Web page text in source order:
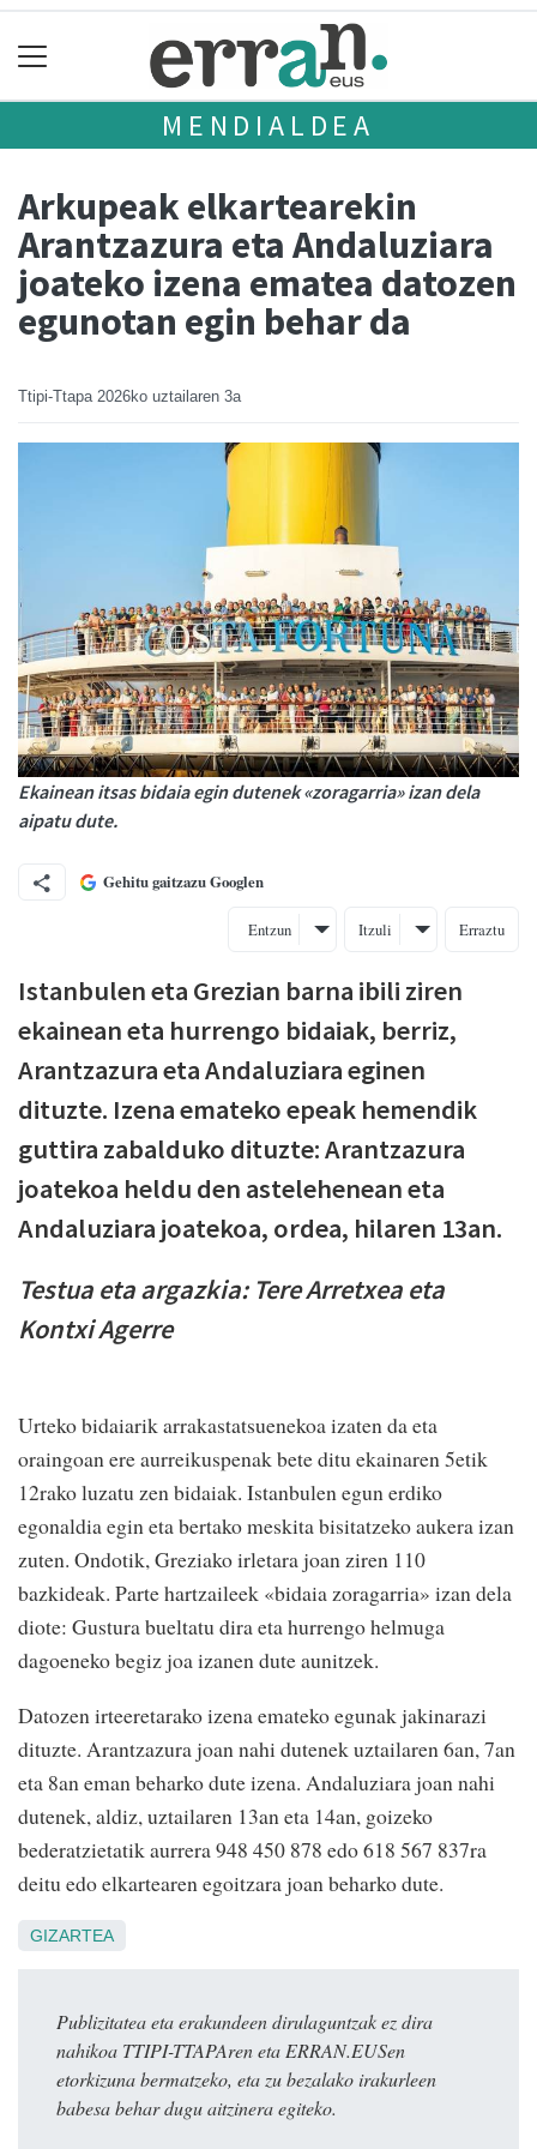
MENDIALDEA
Arkupeak elkartearekin
Arantzazura eta Andaluziara
joateko izena ematea datozen
egunotan egin behar da
Ttipi-Ttapa 2026ko uztailaren 3a
Ekainean itsas bidaia egin dutenek «zoragarria» izan dela
aipatu dute.
Gehitu gaitzazu Googlen
Entzun Itzuli Erraztu
Istanbulen eta Grezian barna ibili ziren
ekainean eta hurrengo bidaiak, berriz,
Arantzazura eta Andaluziara eginen
dituzte. Izena emateko epeak hemendik
guttira zabalduko dituzte: Arantzazura
joatekoa heldu den astelehenean eta
Andaluziara joatekoa, ordea, hilaren 13an.
Testua eta argazkia: Tere Arretxea eta
Kontxi Agerre
Urteko bidaiarik arrakastatsuenekoa izaten da eta
oraingoan ere aurreikuspenak bete ditu ekainaren 5etik
12rako luzatu zen bidaiak. Istanbulen egun erdiko
egonaldia egin eta bertako meskita bisitatzeko aukera izan
zuten. Ondotik, Greziako irletara joan ziren 110
bazkideak. Parte hartzaileek «bidaia zoragarria» izan dela
diote: Gustura bueltatu dira eta hurrengo helmuga
dagoeneko begiz joa izanen dute aunitzek.
Datozen irteeretarako izena emateko egunak jakinarazi
dituzte. Arantzazura joan nahi dutenek uztailaren 6an, 7an
eta 8an eman beharko dute izena. Andaluziara joan nahi
dutenek, aldiz, uztailaren 13an eta 14an, goizeko
bederatzietatik aurrera 948 450 878 edo 618 567 837ra
deitu edo elkartearen egoitzara joan beharko dute.
GIZARTEA
Publizitatea eta erakundeen dirulaguntzak ez dira
nahikoa TTIPI-TTAPAren eta ERRAN.EUSen
etorkizuna bermatzeko, eta zu bezalako irakurleen
babesa behar dugu aitzinera egiteko.